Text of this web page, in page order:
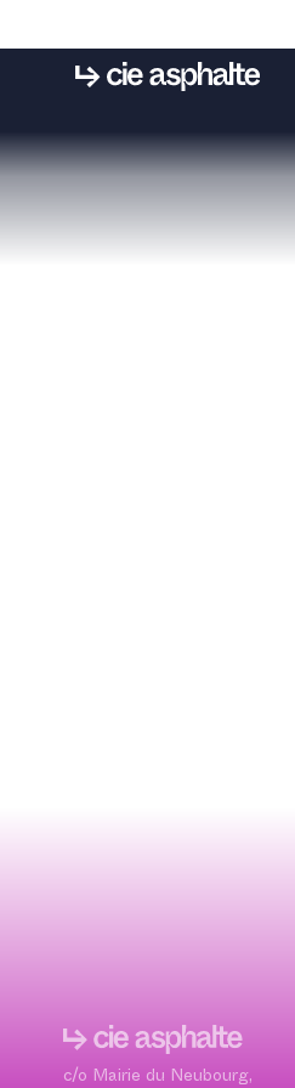
c/o Mairie du Neubourg,